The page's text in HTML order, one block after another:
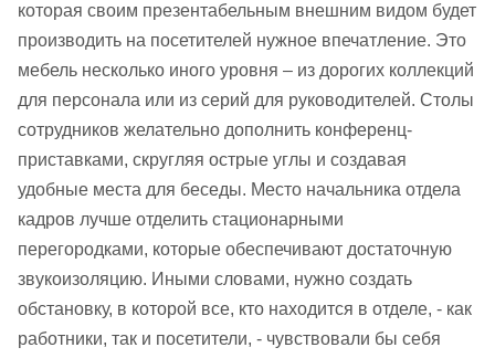
которая своим презентабельным внешним видом будет
производить на посетителей нужное впечатление. Это
мебель несколько иного уровня – из дорогих коллекций
для персонала или из серий для руководителей. Столы
сотрудников желательно дополнить конференц-
приставками, скругляя острые углы и создавая
удобные места для беседы. Место начальника отдела
кадров лучше отделить стационарными
перегородками, которые обеспечивают достаточную
звукоизоляцию. Иными словами, нужно создать
обстановку, в которой все, кто находится в отделе, - как
работники, так и посетители, - чувствовали бы себя